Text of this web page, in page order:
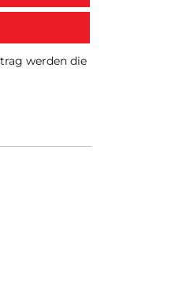
werden die